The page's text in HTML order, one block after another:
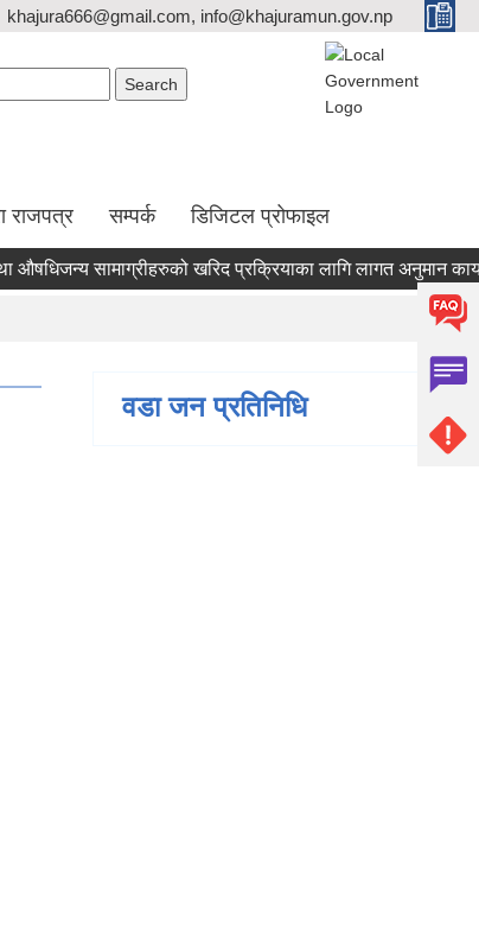
khajura666@gmail.com, info@khajuramun.gov.np
राजपत्र सम्पर्क डिजिटल प्रोफाइल
सामाग्रीहरुको खरिद प्रक्रियाका लागि लागत अनुमान कायम
वडा जन प्रतिनिधि